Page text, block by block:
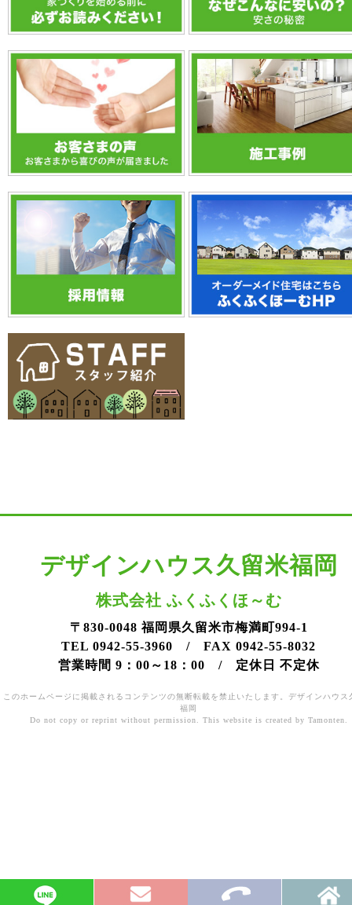
デザインハウス久留米福岡
株式会社 ふくふくほ～む
〒830-0048 福岡県久留米市梅満町994-1
TEL 0942-55-3960 / FAX 0942-55-8032
営業時間 9：00～18：00 / 定休日 不定休
このホームページに掲載されるコンテンツの無断転載を禁止いたします。デザインハウス
福岡
Do not copy or reprint without permission. This website is created by Tamonten.